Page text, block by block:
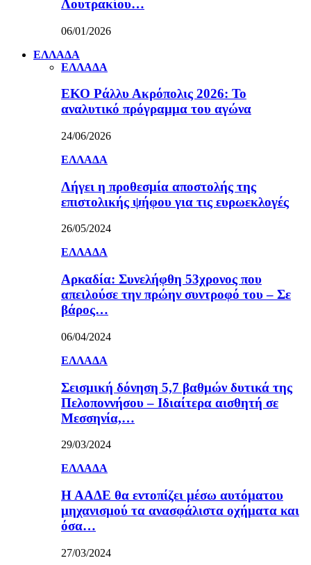
Λουτρακίου…
06/01/2026
ΕΛΛΑΔΑ
ΕΛΛΑΔΑ
ΕΚΟ Ράλλυ Ακρόπολις 2026: Το
αναλυτικό πρόγραμμα του αγώνα
24/06/2026
ΕΛΛΑΔΑ
Λήγει η προθεσμία αποστολής της
επιστολικής ψήφου για τις ευρωεκλογές
26/05/2024
ΕΛΛΑΔΑ
Αρκαδία: Συνελήφθη 53χρονος που
απειλούσε την πρώην συντροφό του – Σε
βάρος…
06/04/2024
ΕΛΛΑΔΑ
Σεισμική δόνηση 5,7 βαθμών δυτικά της
Πελοποννήσου – Ιδιαίτερα αισθητή σε
Μεσσηνία,…
29/03/2024
ΕΛΛΑΔΑ
Η ΑΑΔΕ θα εντοπίζει μέσω αυτόματου
μηχανισμού τα ανασφάλιστα οχήματα και
όσα…
27/03/2024